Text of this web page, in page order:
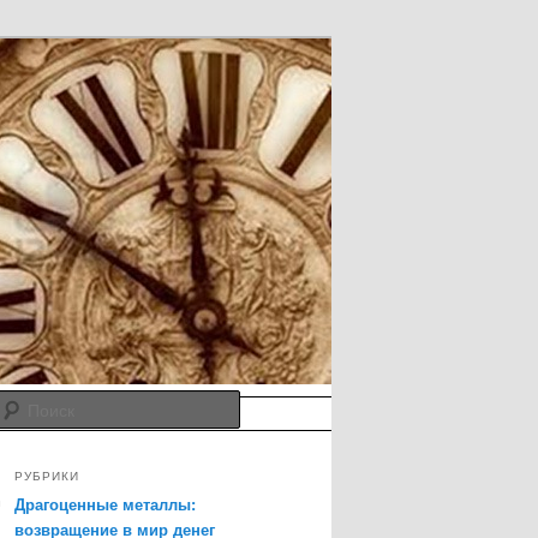
Поиск
РУБРИКИ
Драгоценные металлы:
возвращение в мир денег